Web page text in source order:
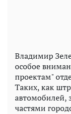
Владимир
особое
проектам"
Таких, как
автомобилей,
частями